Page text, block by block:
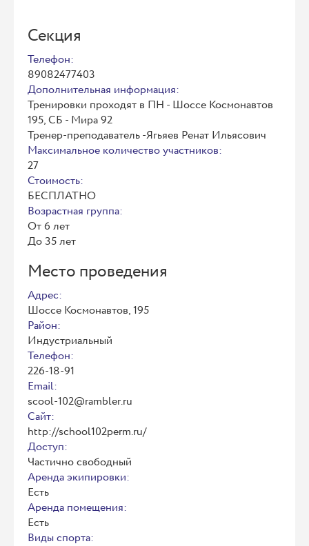
Секция
Телефон:
89082477403
Дополнительная информация:
Тренировки проходят в ПН - Шоссе Космонавтов
195, СБ - Мира 92
Тренер-преподаватель -Ягьяев Ренат Ильясович
Максимальное количество участников:
27
Стоимость:
БЕСПЛАТНО
Возрастная группа:
От 6 лет
До 35 лет
Место проведения
Адрес:
Шоссе Космонавтов, 195
Район:
Индустриальный
Телефон:
226-18-91
Email:
scool-102@rambler.ru
Сайт:
http://school102perm.ru/
Доступ:
Частично свободный
Аренда экипировки:
Есть
Аренда помещения:
Есть
Виды спорта: